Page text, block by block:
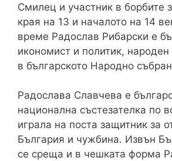
Смилец и участник в борбите
края на 13 и началото на 14
време Радослав Рибарски е
икономист и политик, народен
в българското Народно
Радослава Славчева е
национална състезателка по
играла на поста защитник за
България и чужбина. Извън
се среща и в чешката форма